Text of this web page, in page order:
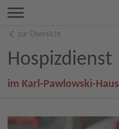
zur Übersicht
Hospizdienst
im Karl-Pawlowski-Haus